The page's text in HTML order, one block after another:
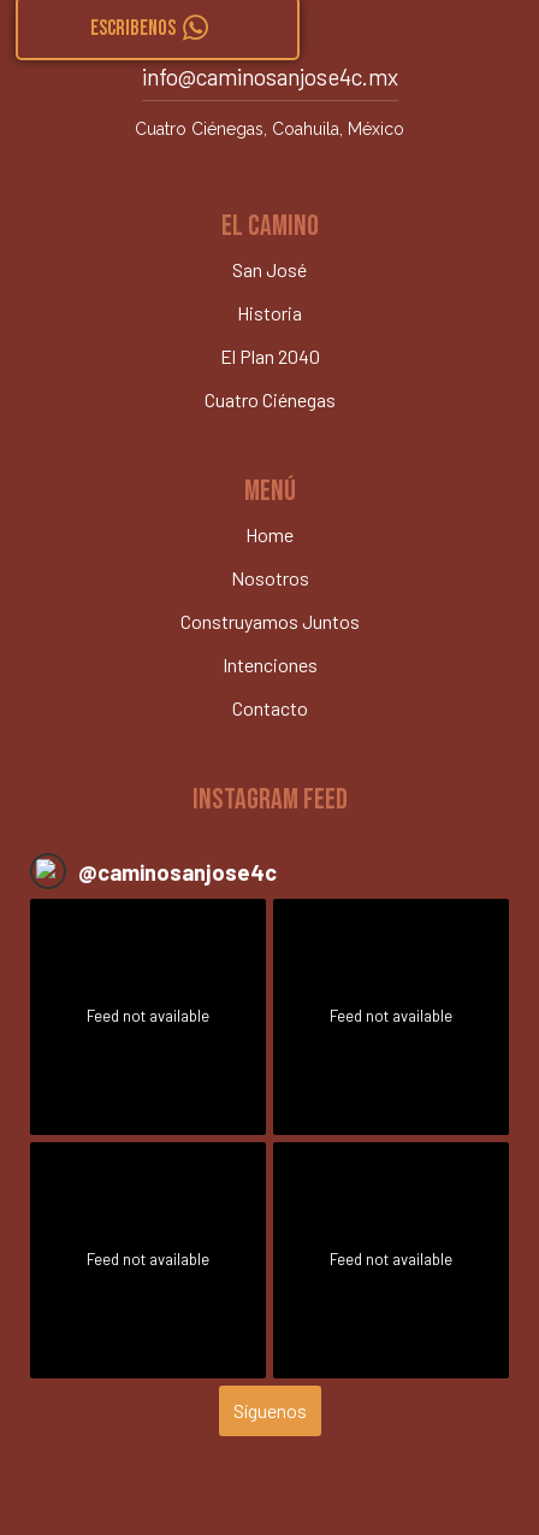
ESCRIBENOS
info@caminosanjose4c.mx
Cuatro Ciénegas, Coahuila, México
EL CAMINO
San José
Historia
El Plan 2040
Cuatro Ciénegas
MENÚ
Home
Nosotros
Construyamos Juntos
Intenciones
Contacto
INSTAGRAM FEED
@caminosanjose4c
Feed not available Feed not available
Feed not available Feed not available
Síguenos